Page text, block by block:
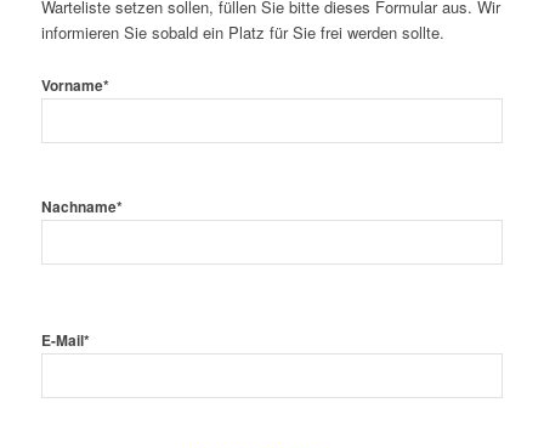
Warteliste setzen sollen, füllen Sie bitte dieses Formular aus. Wir
informieren Sie sobald ein Platz für Sie frei werden sollte.
Vorname*
Nachname*
E-Mail*